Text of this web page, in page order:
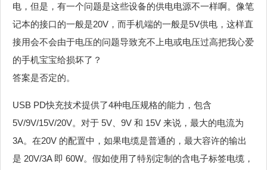
电，但是，有一个问题是这些设备的供电电源不一样啊。像笔
记本的接口的一般是20V，而手机端的一般是5V供电，这样直
接用会不会由于电压的问题导致充不上电或电压过高把我心爱
的手机宝宝给损坏了？
答案是否定的。
USB PD快充技术提供了4种电压规格的能力，包含
5V/9V/15V/20V。对于 5V、9V 和 15V 来说，最大的电流为
3A。在20V 的配置中，如果电缆是普通的，最大容许的输出
是 20V/3A 即 60W。假如使用了特别定制的含电子标签电缆，